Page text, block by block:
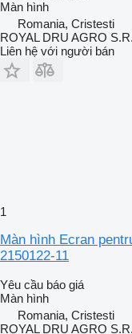
Màn hình
Romania, Cristesti
ROYAL DRU AGRO
Liên hệ với người bán
1
Màn hình Ecran
2150122-11
Yêu cầu báo giá
Màn hình
Romania, Cristesti
ROYAL DRU AGRO